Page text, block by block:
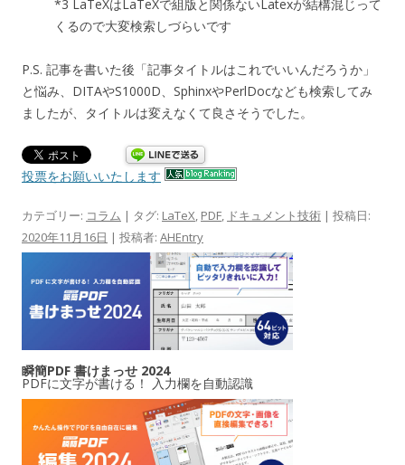
*3 LaTeXはLaTeXで組版と関係ないLatexが結構混じって
くるので大変検索しづらいです
P.S. 記事を書いた後「記事タイトルはこれでいいんだろうか」
と悩み、DITAやS1000D、SphinxやPerlDocなども検索してみ
ましたが、タイトルは変えなくて良さそうでした。
投票をお願いいたします
カテゴリー: コラム | タグ: LaTeX, PDF, ドキュメント技術 | 投稿日:
2020年11月16日 | 投稿者: AHEntry
瞬簡PDF 書けまっせ 2024
PDFに文字が書ける！ 入力欄を自動認識